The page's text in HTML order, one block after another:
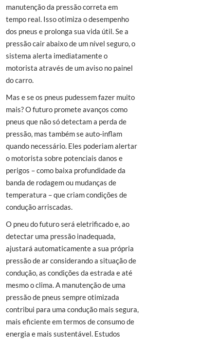
manutenção da pressão correta em
tempo real. Isso otimiza o desempenho
dos pneus e prolonga sua vida útil. Se a
pressão cair abaixo de um nível seguro, o
sistema alerta imediatamente o
motorista através de um aviso no painel
do carro.
Mas e se os pneus pudessem fazer muito
mais? O futuro promete avanços como
pneus que não só detectam a perda de
pressão, mas também se auto-inflam
quando necessário. Eles poderiam alertar
o motorista sobre potenciais danos e
perigos – como baixa profundidade da
banda de rodagem ou mudanças de
temperatura – que criam condições de
condução arriscadas.
O pneu do futuro será eletrificado e, ao
detectar uma pressão inadequada,
ajustará automaticamente a sua própria
pressão de ar considerando a situação de
condução, as condições da estrada e até
mesmo o clima. A manutenção de uma
pressão de pneus sempre otimizada
contribui para uma condução mais segura,
mais eficiente em termos de consumo de
energia e mais sustentável. Estudos